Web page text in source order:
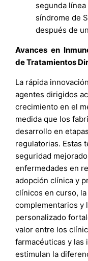
segunda
síndrome de
después de
Avances en
de Tratamientos
La rápida
agentes dirigidos
crecimiento en el
medida que los
desarrollo en
regulatorias. Estas
seguridad
enfermedades en
adopción clínica y
clínicos en curso,
complementarios y
personalizado
valor entre los
farmacéuticas y las
estimulan la